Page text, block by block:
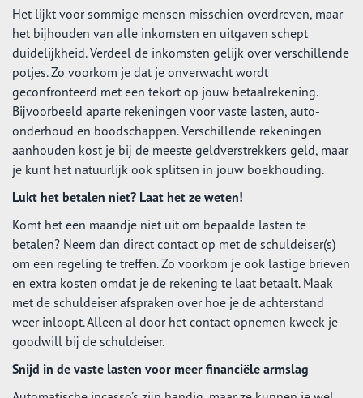
Het lijkt voor sommige mensen misschien overdreven, maar
het bijhouden van alle inkomsten en uitgaven schept
duidelijkheid. Verdeel de inkomsten gelijk over verschillende
potjes. Zo voorkom je dat je onverwacht wordt
geconfronteerd met een tekort op jouw betaalrekening.
Bijvoorbeeld aparte rekeningen voor vaste lasten, auto-
onderhoud en boodschappen. Verschillende rekeningen
aanhouden kost je bij de meeste geldverstrekkers geld, maar
je kunt het natuurlijk ook splitsen in jouw boekhouding.
Lukt het betalen niet? Laat het ze weten!
Komt het een maandje niet uit om bepaalde lasten te
betalen? Neem dan direct contact op met de schuldeiser(s)
om een regeling te treffen. Zo voorkom je ook lastige brieven
en extra kosten omdat je de rekening te laat betaalt. Maak
met de schuldeiser afspraken over hoe je de achterstand
weer inloopt. Alleen al door het contact opnemen kweek je
goodwill bij de schuldeiser.
Snijd in de vaste lasten voor meer financiële armslag